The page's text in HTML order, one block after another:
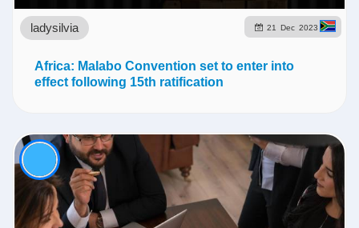
21 Dec 2023
ladysilvia
Africa: Malabo Convention set to enter into
effect following 15th ratification